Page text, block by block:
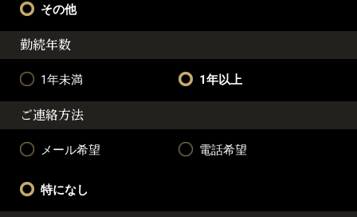
その他
勤続年数
1年未満 1年以上
ご連絡方法
メール希望 電話希望
特になし